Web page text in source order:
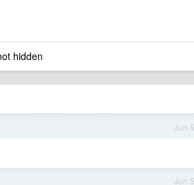
hidden
Jun 5
Jun 5